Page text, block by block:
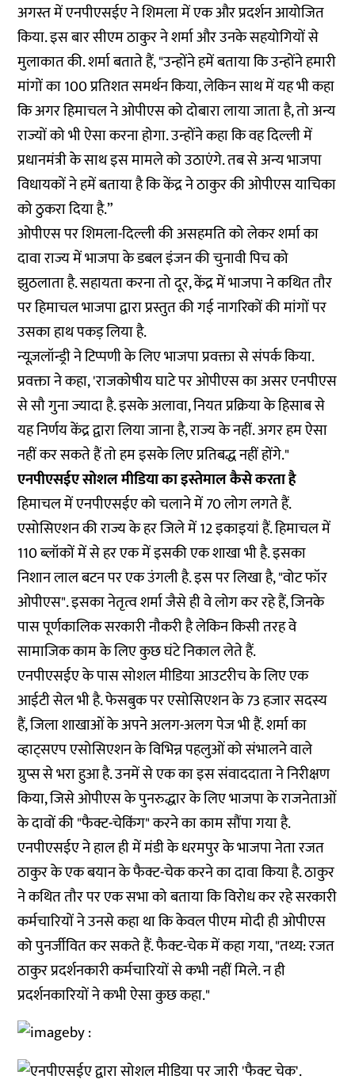
अगस्त में एनपीएसईए ने शिमला में एक और प्रदर्शन आयोजित
किया. इस बार सीएम ठाकुर ने शर्मा और उनके सहयोगियों से
मुलाकात की. शर्मा बताते हैं, "उन्होंने हमें बताया कि उन्होंने हमारी
मांगों का 100 प्रतिशत समर्थन किया, लेकिन साथ में यह भी कहा
कि अगर हिमाचल ने ओपीएस को दोबारा लाया जाता है, तो अन्य
राज्यों को भी ऐसा करना होगा. उन्होंने कहा कि वह दिल्ली में
प्रधानमंत्री के साथ इस मामले को उठाएंगे. तब से अन्य भाजपा
विधायकों ने हमें बताया है कि केंद्र ने ठाकुर की ओपीएस याचिका
को ठुकरा दिया है.”
ओपीएस पर शिमला-दिल्ली की असहमति को लेकर शर्मा का
दावा राज्य में भाजपा के डबल इंजन की चुनावी पिच को
झुठलाता है. सहायता करना तो दूर, केंद्र में भाजपा ने कथित तौर
पर हिमाचल भाजपा द्वारा प्रस्तुत की गई नागरिकों की मांगों पर
उसका हाथ पकड़ लिया है.
न्यूज़लॉन्ड्री ने टिप्पणी के लिए भाजपा प्रवक्ता से संपर्क किया.
प्रवक्ता ने कहा, 'राजकोषीय घाटे पर ओपीएस का असर एनपीएस
से सौ गुना ज्यादा है. इसके अलावा, नियत प्रक्रिया के हिसाब से
यह निर्णय केंद्र द्वारा लिया जाना है, राज्य के नहीं. अगर हम ऐसा
नहीं कर सकते हैं तो हम इसके लिए प्रतिबद्ध नहीं होंगे."
एनपीएसईए सोशल मीडिया का इस्तेमाल कैसे करता है
हिमाचल में एनपीएसईए को चलाने में 70 लोग लगते हैं.
एसोसिएशन की राज्य के हर जिले में 12 इकाइयां हैं. हिमाचल में
110 ब्लॉकों में से हर एक में इसकी एक शाखा भी है. इसका
निशान लाल बटन पर एक उंगली है. इस पर लिखा है, "वोट फॉर
ओपीएस". इसका नेतृत्व शर्मा जैसे ही वे लोग कर रहे हैं, जिनके
पास पूर्णकालिक सरकारी नौकरी है लेकिन किसी तरह वे
सामाजिक काम के लिए कुछ घंटे निकाल लेते हैं.
एनपीएसईए के पास सोशल मीडिया आउटरीच के लिए एक
आईटी सेल भी है. फेसबुक पर एसोसिएशन के 73 हजार सदस्य
हैं, जिला शाखाओं के अपने अलग-अलग पेज भी हैं. शर्मा का
व्हाट्सएप एसोसिएशन के विभिन्न पहलुओं को संभालने वाले
ग्रुप्स से भरा हुआ है. उनमें से एक का इस संवाददाता ने निरीक्षण
किया, जिसे ओपीएस के पुनरुद्धार के लिए भाजपा के राजनेताओं
के दावों की "फैक्ट-चेकिंग" करने का काम सौंपा गया है.
एनपीएसईए ने हाल ही में मंडी के धरमपुर के भाजपा नेता रजत
ठाकुर के एक बयान के फैक्ट-चेक करने का दावा किया है. ठाकुर
ने कथित तौर पर एक सभा को बताया कि विरोध कर रहे सरकारी
कर्मचारियों ने उनसे कहा था कि केवल पीएम मोदी ही ओपीएस
को पुनर्जीवित कर सकते हैं. फैक्ट-चेक में कहा गया, "तथ्य: रजत
ठाकुर प्रदर्शनकारी कर्मचारियों से कभी नहीं मिले. न ही
प्रदर्शनकारियों ने कभी ऐसा कुछ कहा."